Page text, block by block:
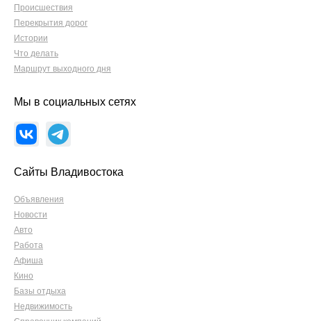
Происшествия
Перекрытия дорог
Истории
Что делать
Маршрут выходного дня
Мы в социальных сетях
Сайты Владивостока
Объявления
Новости
Авто
Работа
Афиша
Кино
Базы отдыха
Недвижимость